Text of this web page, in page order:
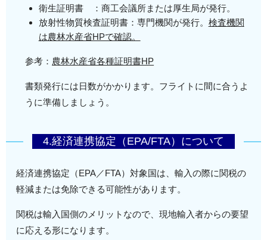
衛生証明書 ：商工会議所または厚生局が発行。
放射性物質検査証明書：専門機関が発行。 検査機関
は農林水産省HPで確認。
参考： 農林水産省各種証明書HP
書類発行には日数がかかります。フライトに間に合うよ
うに準備しましょう。
4.経済連携協定（EPA/FTA）について
経済連携協定（EPA／FTA）対象国は、輸入の際に関税の
軽減または免除できる可能性があります。
関税は輸入国側のメリットなので、現地輸入者からの要望
に応える形になります。